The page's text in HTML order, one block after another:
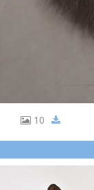
10